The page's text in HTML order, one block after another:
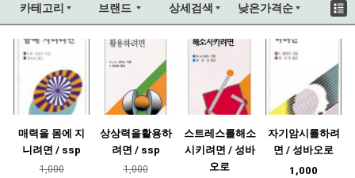
카테고리 브랜드 상세검색 낮은가격순
매력을 몸에 지
니려면 / ssp
1,000
상상력을활용하
려면 / ssp
1,000
스트레스를해소
시키려면 / 성바
오로
자기암시를하려
면 / 성바오로
1,000